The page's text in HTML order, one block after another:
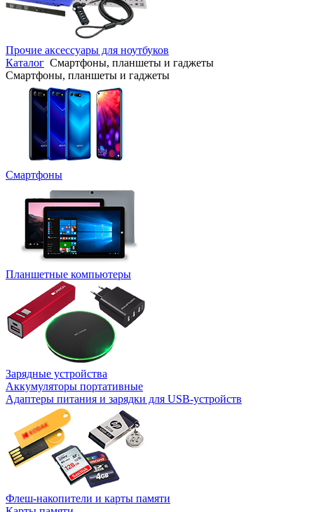
Прочие аксессуары для ноутбуков
Каталог Смартфоны, планшеты и гаджеты
Смартфоны, планшеты и гаджеты
Смартфоны
Планшетные компьютеры
Зарядные устройства
Аккумуляторы портативные
Адаптеры питания и зарядки для USB-устройств
Флеш-накопители и карты памяти